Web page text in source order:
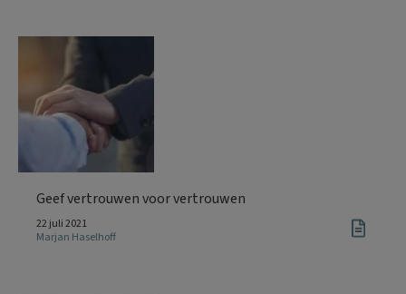
Geef vertrouwen voor vertrouwen
22 juli 2021
Marjan Haselhoff